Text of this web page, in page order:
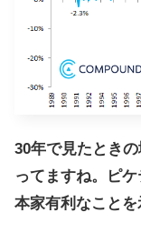
30年で見たとき
ってますね。ピ
本家有利なことを